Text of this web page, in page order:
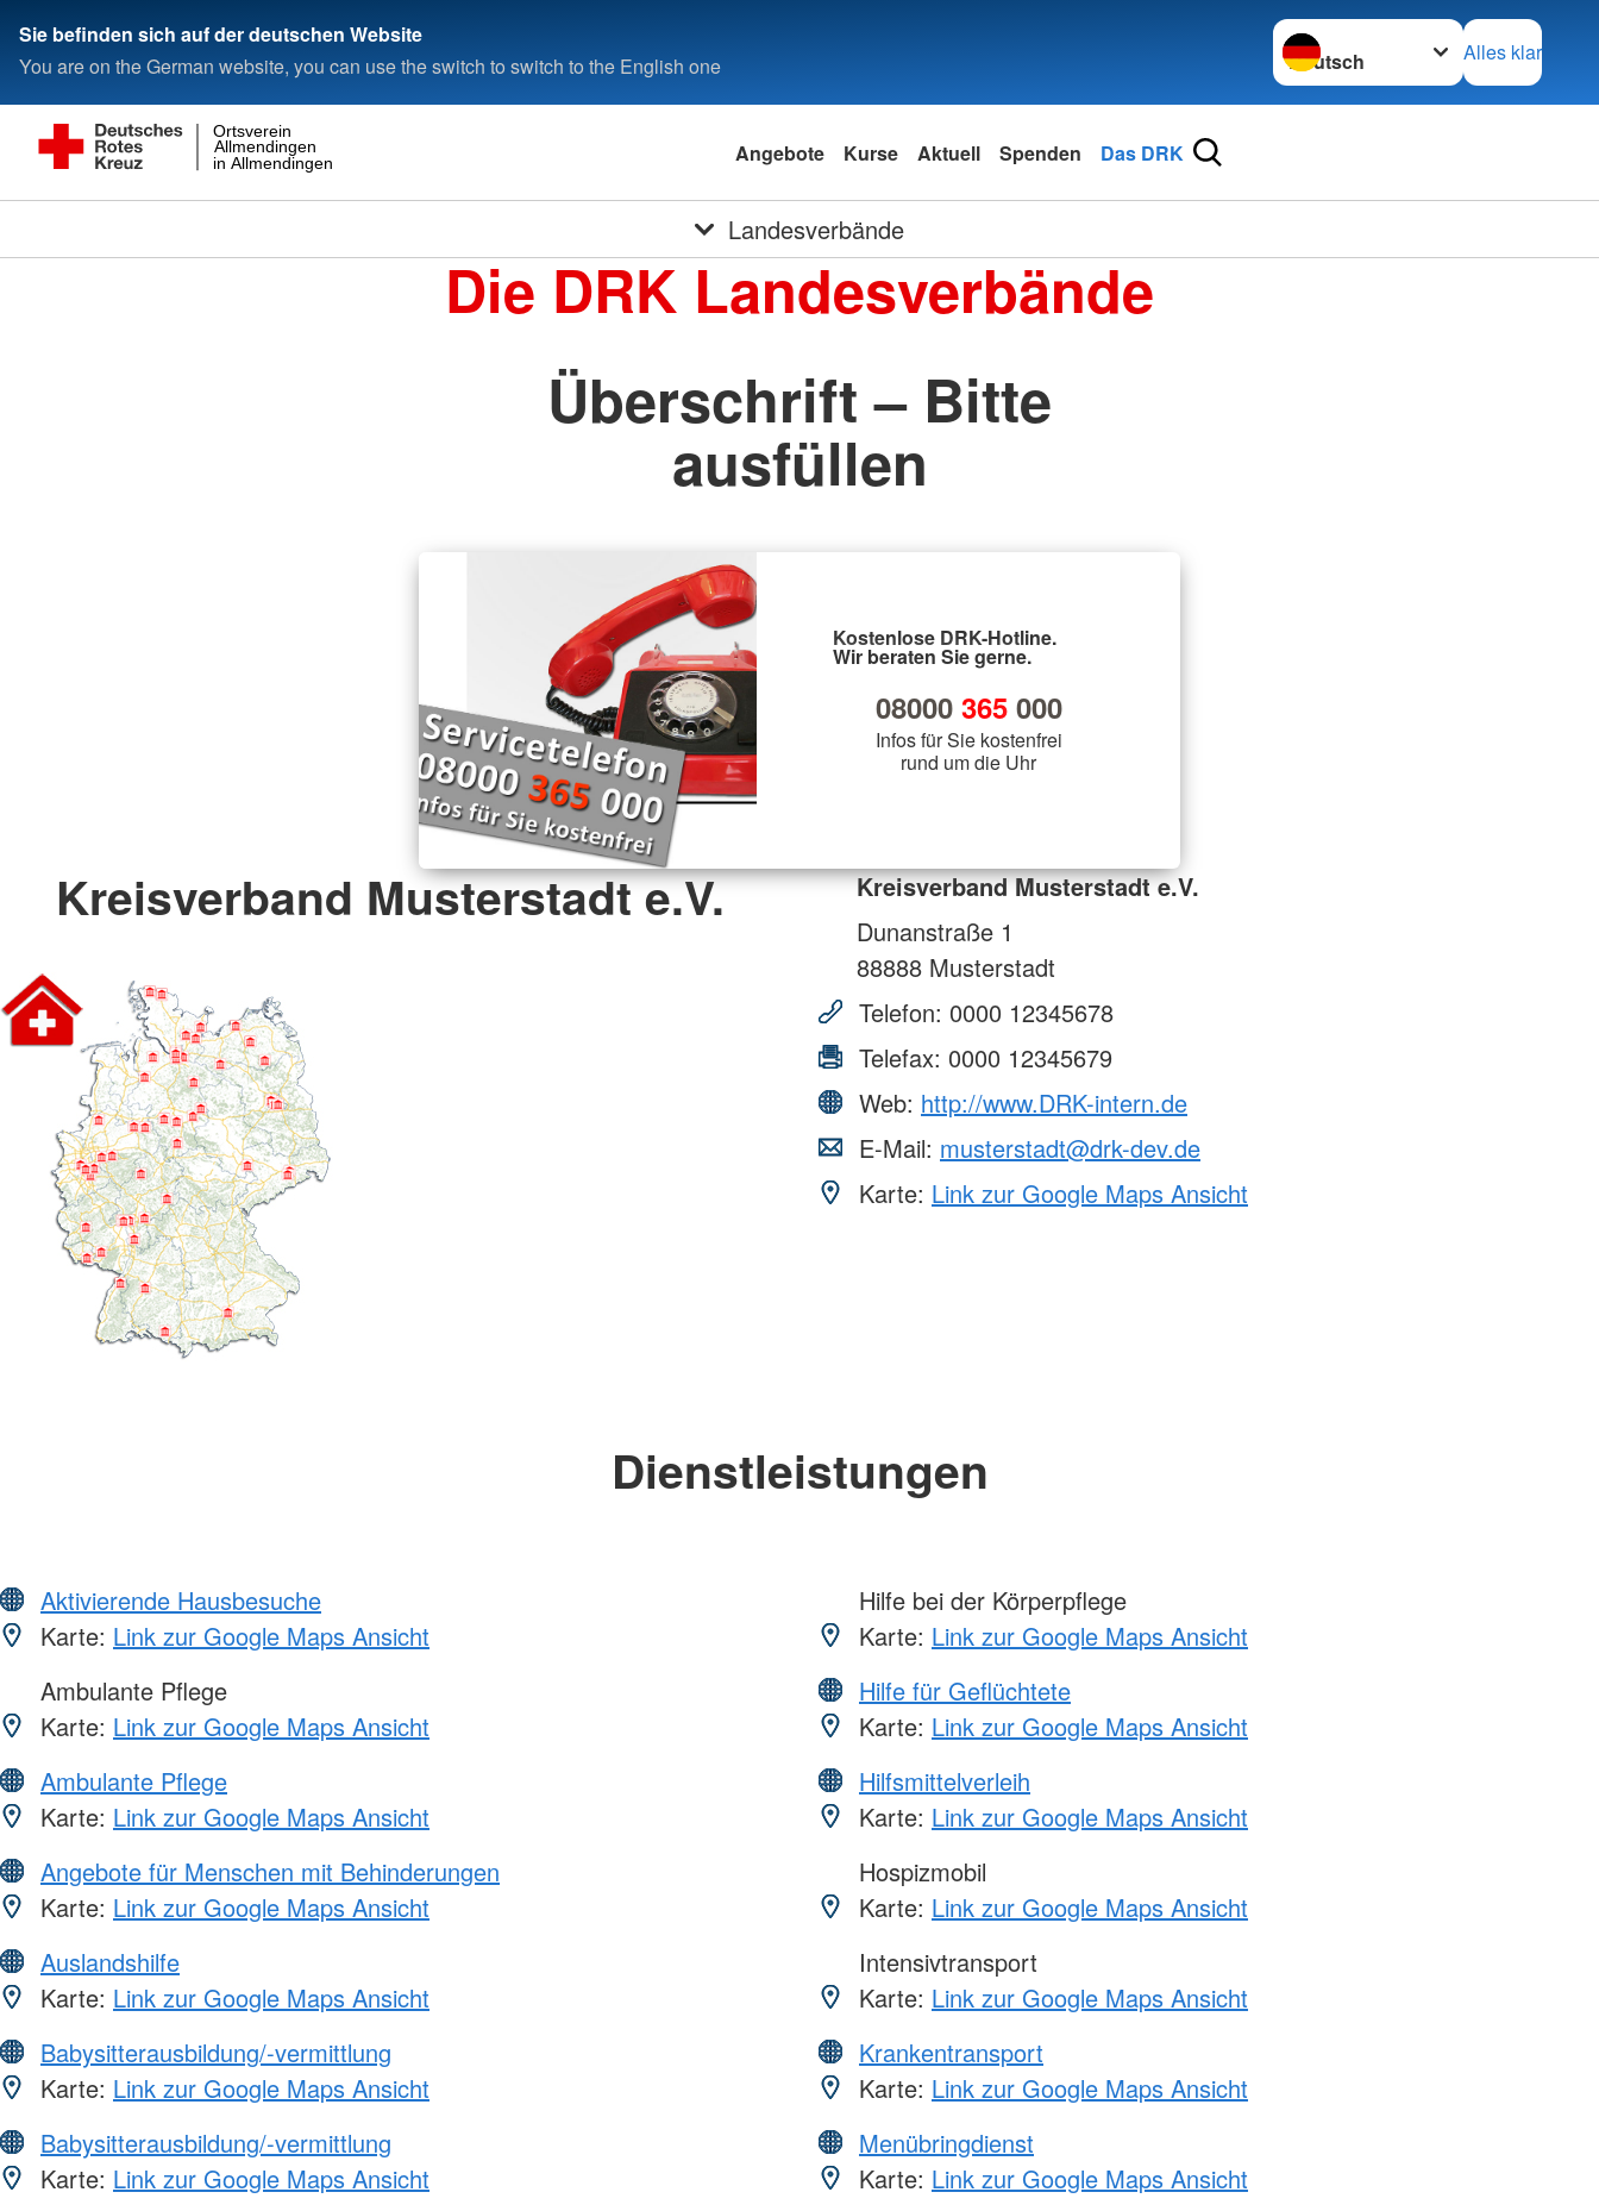
Sie befinden sich auf der deutschen Website
You are on the German website, you can use the switch to switch to the English one
Sprache wechseln zu
Alles klar
in Allmendingen
Allmendingen
Ortsverein
Angebote Kurse Aktuell Spenden Das DRK
Landesverbände
Die DRK Landesverbände
Überschrift – Bitte
ausfüllen
Kostenlose DRK-Hotline.
Wir beraten Sie gerne.
08000 365000
Infos für Sie kostenfrei
rund um die Uhr
Kreisverband Musterstadt e.V.
Kreisverband Musterstadt e.V.
Dunanstraße 1
88888 Musterstadt
Telefon: 0000 12345678
Telefax: 0000 12345679
Web: http://www.DRK-intern.de
E-Mail: musterstadt@drk-dev.de
Karte: Link zur Google Maps Ansicht
Dienstleistungen
Aktivierende Hausbesuche
Karte: Link zur Google Maps Ansicht
Ambulante Pflege
Karte: Link zur Google Maps Ansicht
Ambulante Pflege
Karte: Link zur Google Maps Ansicht
Angebote für Menschen mit Behinderungen
Karte: Link zur Google Maps Ansicht
Auslandshilfe
Karte: Link zur Google Maps Ansicht
Babysitterausbildung/-vermittlung
Karte: Link zur Google Maps Ansicht
Babysitterausbildung/-vermittlung
Karte: Link zur Google Maps Ansicht
Hilfe bei der Körperpflege
Karte: Link zur Google Maps Ansicht
Hilfe für Geflüchtete
Karte: Link zur Google Maps Ansicht
Hilfsmittelverleih
Karte: Link zur Google Maps Ansicht
Hospizmobil
Karte: Link zur Google Maps Ansicht
Intensivtransport
Karte: Link zur Google Maps Ansicht
Krankentransport
Karte: Link zur Google Maps Ansicht
Menübringdienst
Karte: Link zur Google Maps Ansicht